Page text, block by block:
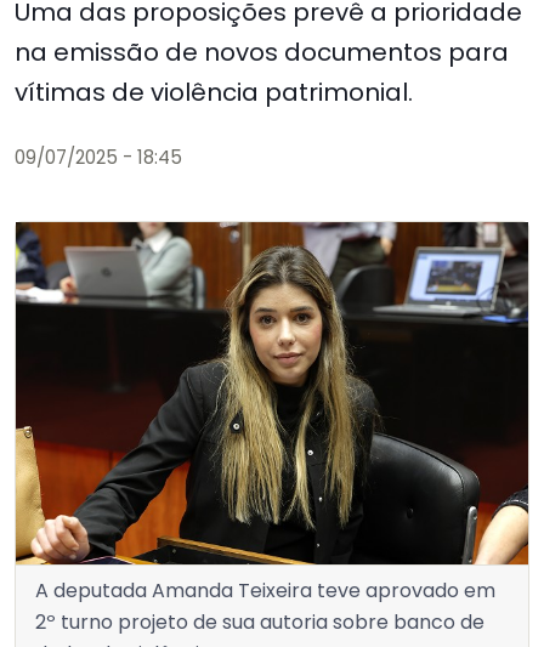
Uma das proposições prevê a prioridade
na emissão de novos documentos para
vítimas de violência patrimonial.
09/07/2025 - 18:45
A deputada Amanda Teixeira teve aprovado em
2º turno projeto de sua autoria sobre banco de